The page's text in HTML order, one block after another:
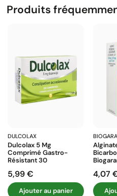
Produits
DULCOLAX
Dulcolax 5 Mg
Comprimé Gastro-
Résistant 30
Prix
5,99 €
Ajouter au panier
Prix
4,07